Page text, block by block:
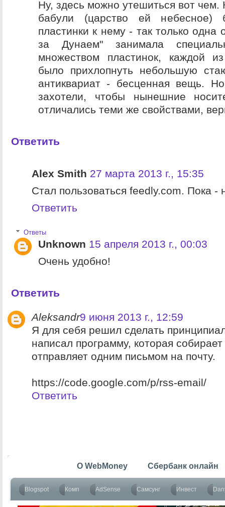
Ну, здесь можно утешиться вот чем.
бабули (царство ей
пластинки к нему - так только одна
за Дунаем" занимала
множеством пластинок, каждой
было прихлопнуть небольшую
антиквариат - бесценная вещь.
захотели, чтобы нынешние
отличались теми же свойствами,
Ответить
Alex Smith 27 марта 2013 г., 15:35
Стал пользоваться feedly.com. Пока -
Ответить
Ответы
Unknown 15 апреля 2013 г., 00:03
Очень удобно!
Ответить
Aleksandr9 июня 2013 г., 12:59
Я для себя решил сделать
написал программу, которая
отправляет одним письмом на почту.
https://code.google.com/p/rss-email/
Ответить